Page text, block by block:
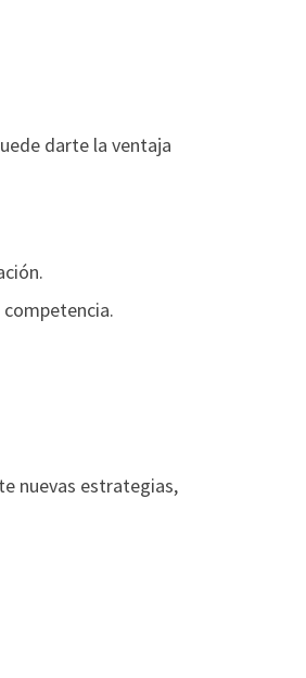
darte la ventaja
nuevas estrategias,